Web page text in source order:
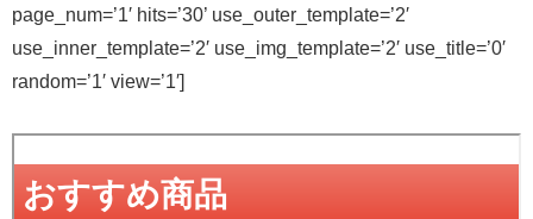
page_num=’1′ hits=’30’ use_outer_template=’2′
use_inner_template=’2′ use_img_template=’2′ use_title=’0′
random=’1′ view=’1′]